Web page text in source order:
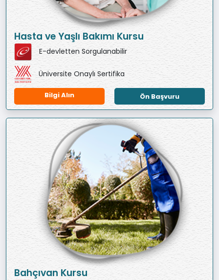
Hasta ve Yaşlı Bakımı Kursu
E-devletten Sorgulanabilir
Üniversite Onaylı Sertifika
Bilgi Alın Ön Başvuru
Bahçıvan Kursu